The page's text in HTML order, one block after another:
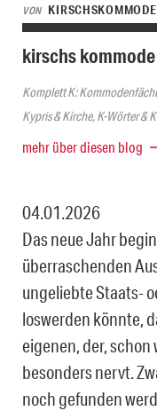
VON KIRSCHSKOMMODE
kirschs kommode
Komplett K:
Kypris & Kirche, K-Wörter &
mehr über diesen blog
04.01.2026
Das neue Jahr
überraschenden
ungeliebte Staats-
loswerden könnte,
eigenen, der, schon
besonders nervt.
noch gefunden